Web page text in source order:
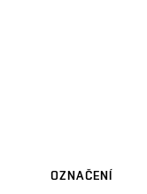
OZNAČENÍ